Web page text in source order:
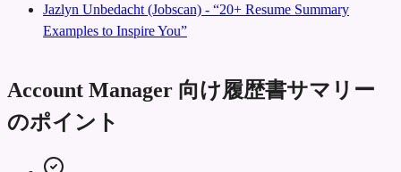
Jazlyn Unbedacht (Jobscan) - “20+ Resume Summary
Examples to Inspire You”
Account Manager 向け履歴書サマリー
のポイント